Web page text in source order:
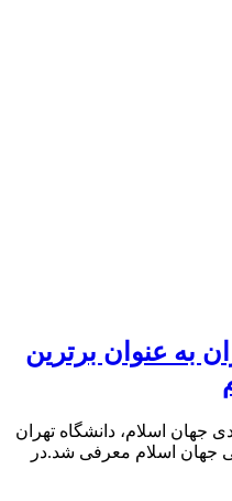
به عنوان برترین
جهان اسلام‌، دانشگاه تهران
جهان اسلام معرفی شد.در